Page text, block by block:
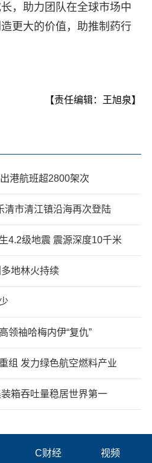
，助力团队在全球市场中
更大的价值，助推制药行
【责任编辑：王旭泉】
港航班超2800架次
清市清江镇沿海再次登陆
4.2级地震 震源深度10千米
地林火持续
领袖哈梅内伊“复仇”
组 发力绿色航空燃料产业
箱吞吐量稳居世界第一
C财经 视频